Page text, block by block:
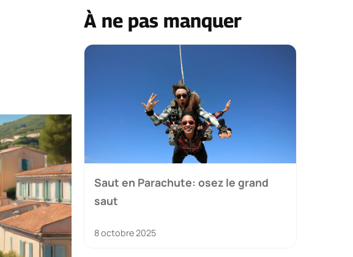
À ne pas manquer
Saut en Parachute: osez le grand
saut
8 octobre 2025